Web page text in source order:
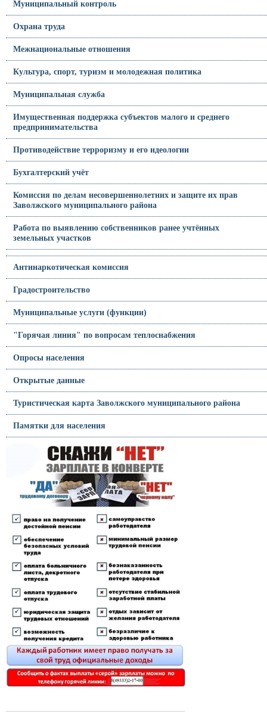
Муниципальный контроль
Охрана труда
Межнациональные отношения
Культура, спорт, туризм и молодежная политика
Муниципальная служба
Имущественная поддержка субъектов малого и среднего
предпринимательства
Противодействие терроризму и его идеологии
Бухгалтерский учёт
Комиссия по делам несовершеннолетних и защите их прав
Заволжского муниципального района
Работа по выявлению собственников ранее учтённых
земельных участков
Антинаркотическая комиссия
Градостроительство
Муниципальные услуги (функции)
"Горячая линия" по вопросам теплоснабжения
Опросы населения
Открытые данные
Туристическая карта Заволжского муниципального района
Памятки для населения